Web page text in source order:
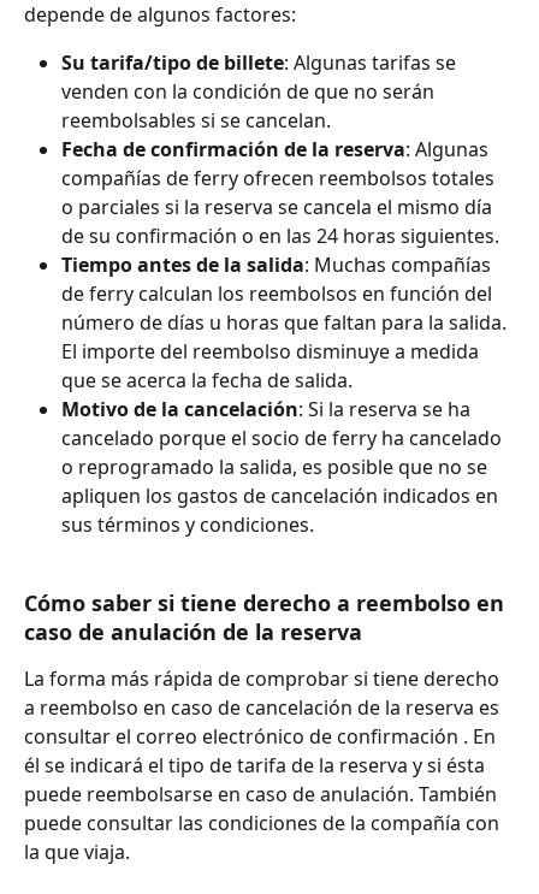
depende de algunos factores:
Su tarifa/tipo de billete: Algunas tarifas se
venden con la condición de que no serán
reembolsables si se cancelan.
Fecha de confirmación de la reserva: Algunas
compañías de ferry ofrecen reembolsos totales
o parciales si la reserva se cancela el mismo día
de su confirmación o en las 24 horas siguientes.
Tiempo antes de la salida: Muchas compañías
de ferry calculan los reembolsos en función del
número de días u horas que faltan para la salida.
El importe del reembolso disminuye a medida
que se acerca la fecha de salida.
Motivo de la cancelación: Si la reserva se ha
cancelado porque el socio de ferry ha cancelado
o reprogramado la salida, es posible que no se
apliquen los gastos de cancelación indicados en
sus términos y condiciones.
Cómo saber si tiene derecho a reembolso en
caso de anulación de la reserva
La forma más rápida de comprobar si tiene derecho
a reembolso en caso de cancelación de la reserva es
consultar el correo electrónico de confirmación . En
él se indicará el tipo de tarifa de la reserva y si ésta
puede reembolsarse en caso de anulación. También
puede consultar las condiciones de la compañía con
la que viaja.